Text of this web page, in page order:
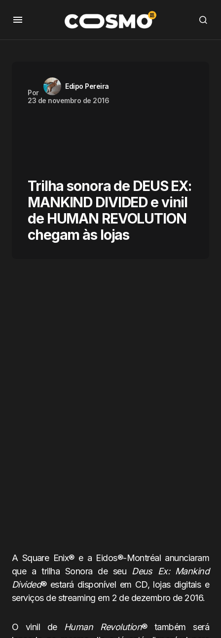
Por
Edipo Pereira
23 de novembro de 2016
Trilha sonora de DEUS EX:
MANKIND DIVIDED e vinil
de HUMAN REVOLUTION
chegam às lojas
A Square Enix® e a Eidos®-Montréal anunciaram
que a trilha Sonora de seu Deus Ex: Mankind
Divided® estará disponível em CD, lojas digitais e
serviços de streaming em 2 de dezembro de 2016.
O vinil de Human Revolution® também será